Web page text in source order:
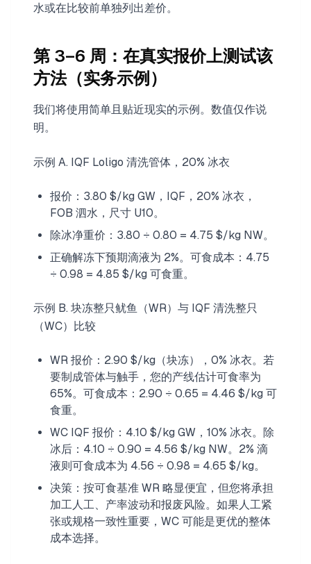
水或在比较前单独列出差价。
第 3–6 周：在真实报价上测试该
方法（实务示例）
我们将使用简单且贴近现实的示例。数值仅作说
明。
示例 A. IQF Loligo 清洗管体，20% 冰衣
报价：3.80 $/kg GW，IQF，20% 冰衣，
FOB 泗水，尺寸 U10。
除冰净重价：3.80 ÷ 0.80 = 4.75 $/kg NW。
正确解冻下预期滴液为 2%。可食成本：4.75
÷ 0.98 = 4.85 $/kg 可食重。
示例 B. 块冻整只鱿鱼（WR）与 IQF 清洗整只
（WC）比较
WR 报价：2.90 $/kg（块冻），0% 冰衣。若
要制成管体与触手，您的产线估计可食率为
65%。可食成本：2.90 ÷ 0.65 = 4.46 $/kg 可
食重。
WC IQF 报价：4.10 $/kg GW，10% 冰衣。除
冰后：4.10 ÷ 0.90 = 4.56 $/kg NW。2% 滴
液则可食成本为 4.56 ÷ 0.98 = 4.65 $/kg。
决策：按可食基准 WR 略显便宜，但您将承担
加工人工、产率波动和报废风险。如果人工紧
张或规格一致性重要，WC 可能是更优的整体
成本选择。